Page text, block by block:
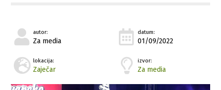
autor:
Za media
datum:
01/09/2022
lokacija:
Zaječar
izvor:
Za media